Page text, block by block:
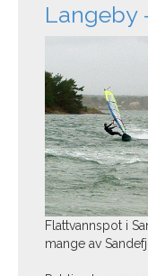
Langeby
Flattvannspot i
mange av